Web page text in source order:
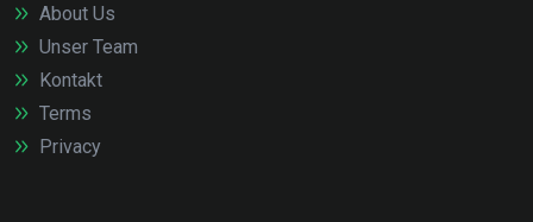
About Us
Unser Team
Kontakt
Terms
Privacy